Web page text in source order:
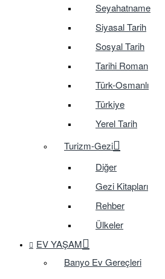
Seyahatname
Siyasal Tarih
Sosyal Tarih
Tarihi Roman
Türk-Osmanlı
Türkiye
Yerel Tarih
Turizm-Gezi
Diğer
Gezi Kitapları
Rehber
Ülkeler
EV YAŞAM
Banyo Ev Gereçleri